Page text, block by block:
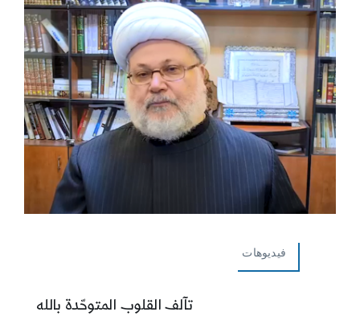
فيديوهات
تآلف القلوب المتوحّدة بالله